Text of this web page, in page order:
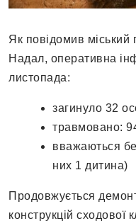
Як повідомив міський
Надал, оперативна
листопада:
загинуло 32
травмовано:
вважаються
них 1 дитина)
Продовжується
конструкцій сходової